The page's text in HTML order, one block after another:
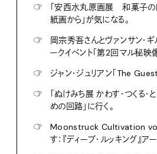
☞
「安西水丸原画展 和菓子の
紙画から」が気になる。
☞
岡宗秀吾さんとヴァンサン・
ークイベント「第2回マル秘映
☞
ジャン・ジュリアン「The
☞
「ぬけみち展 かわす・つくる
めの回路」に行く。
☞
Moonstruck Cultivation
す：『ディープ・ルッキング』ア